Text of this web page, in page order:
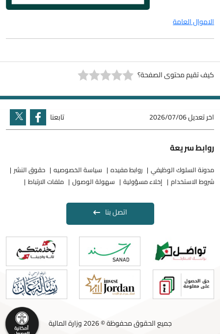
الاموال العامة
كيف تقيم محتوى الصفحة؟
اخر تعديل2026/07/06 تابعنا
روابط سريعة
مدونة السلوك الوظيفي روابط مفيده سياسة الخصوصيه
حقوق النشر
شروط الاستخدام
إخلاء مسؤولية سهولة الوصول ملفات الارتباط
اتصل بنا
جميع الحقوق محفوظة © 2026 وزارة المالية